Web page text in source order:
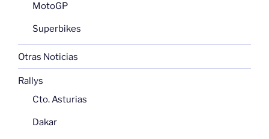
MotoGP
Superbikes
Otras Noticias
Rallys
Cto. Asturias
Dakar